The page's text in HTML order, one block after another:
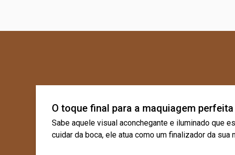
O toque final para a maquiagem perfeita
Sabe aquele visual aconchegante e iluminado que
cuidar da boca, ele atua como um finalizador da